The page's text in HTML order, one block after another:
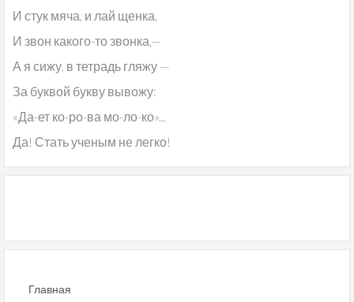
И стук мяча, и лай щенка,
И звон какого-то звонка,—
А я сижу, в тетрадь гляжу —
За буквой букву вывожу:
«Да-ет ко-ро-ва мо-ло-ко»...
Да! Стать ученым не легко!
Главная